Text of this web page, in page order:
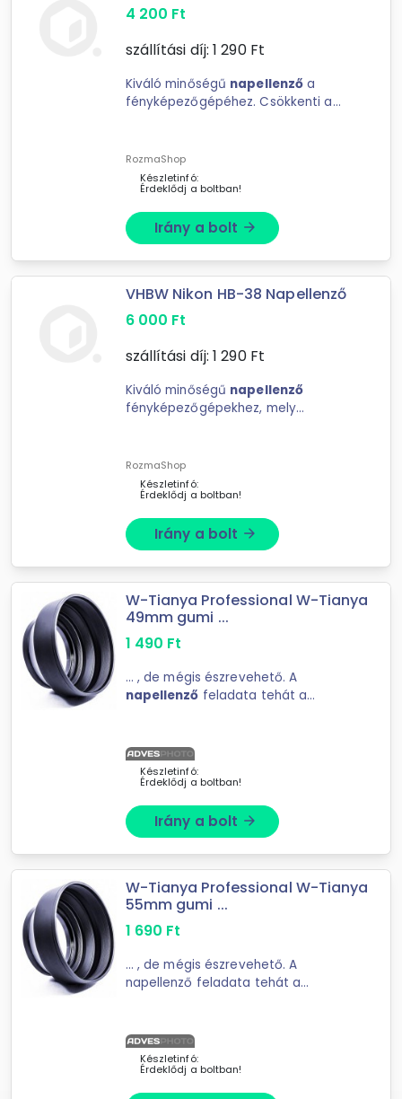
4 200 Ft
szállítási díj: 1 290Ft
Kiváló minőségű napellenző a
fényképezőgépéhez. Csökkenti a
RozmaShop
Készletinfó:
Érdeklődj a boltban!
Irány a bolt arrow_forward
VHBW Nikon HB-38 Napellenző
6 000 Ft
szállítási díj: 1 290Ft
Kiváló minőségű napellenző
fényképezőgépekhez, mely
RozmaShop
Készletinfó:
Érdeklődj a boltban!
Irány a bolt arrow_forward
W-Tianya Professional W-Tianya
49mm gumi ...
1 490 Ft
... , de mégis észrevehető. A
napellenző feladata tehát a
teljesülhet teljesen. A
annál jobb, minél nagyobb méretű, ...
Készletinfó:
Érdeklődj a boltban!
Irány a bolt arrow_forward
W-Tianya Professional W-Tianya
55mm gumi ...
1 690 Ft
... , de mégis észrevehető. A
napellenző feladata tehát a
teljesülhet teljesen. A napellenző
annál jobb, minél nagyobb méretű, ...
Készletinfó:
Érdeklődj a boltban!